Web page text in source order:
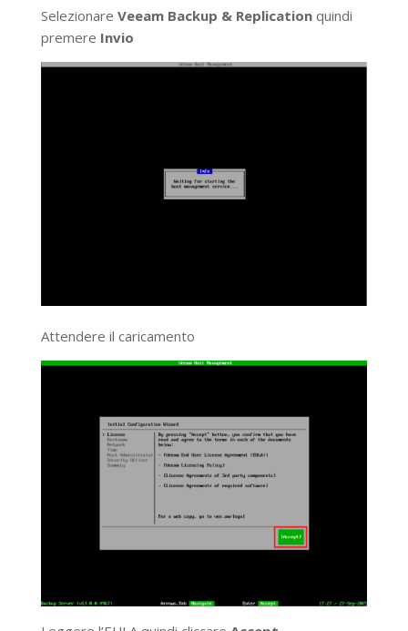
Selezionare Veeam Backup & Replicationquindi
premere Invio
Attendere il caricamento